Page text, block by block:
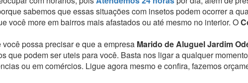
sabemos que essas situações com insetos podem ocorrer a
você more em bairros mais afastados ou até mesmo no interior. O
possa precisar e que a empresa Marido de Aluguel Jardim
que podem ser uteis para você. Basta nos ligar a qualquer
ou em comércios. Ligue agora mesmo e confira, fazemos